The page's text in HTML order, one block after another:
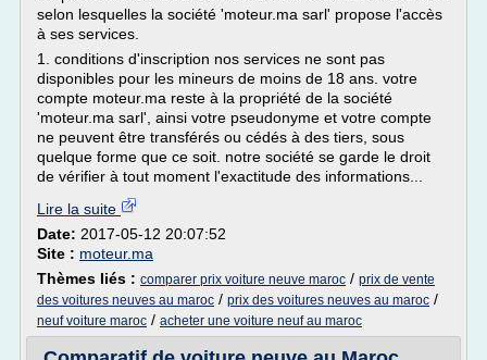
selon lesquelles la société 'moteur.ma sarl' propose l'accès
à ses services.
1. conditions d'inscription nos services ne sont pas
disponibles pour les mineurs de moins de 18 ans. votre
compte moteur.ma reste à la propriété de la société
'moteur.ma sarl', ainsi votre pseudonyme et votre compte
ne peuvent être transférés ou cédés à des tiers, sous
quelque forme que ce soit. notre société se garde le droit
de vérifier à tout moment l'exactitude des informations...
Lire la suite
Date: 2017-05-12 20:07:52
Site : moteur.ma
Thèmes liés : comparer prix voiture neuve maroc / prix de vente
des voitures neuves au maroc / prix des voitures neuves au maroc /
neuf voiture maroc / acheter une voiture neuf au maroc